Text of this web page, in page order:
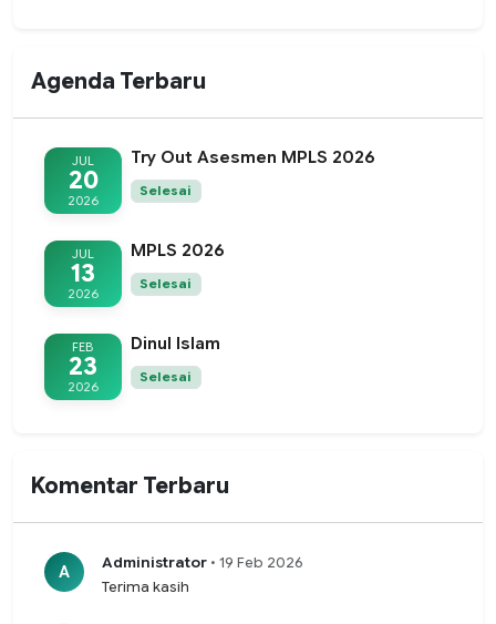
Agenda Terbaru
JUL
20
2026
Try Out Asesmen MPLS 2026
Selesai
JUL
13
2026
MPLS 2026
Selesai
FEB
23
2026
Dinul Islam
Selesai
Komentar Terbaru
A Administrator • 19 Feb 2026
Terima kasih